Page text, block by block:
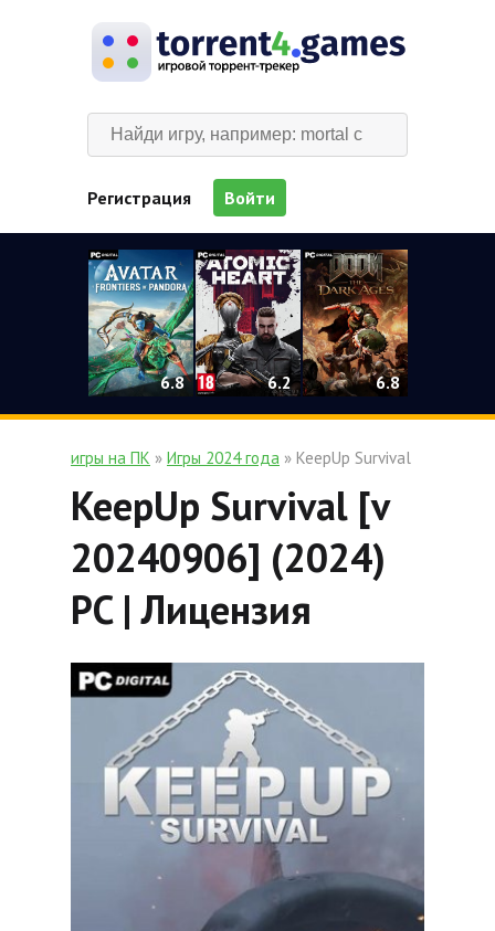
Регистрация Войти
6.8 6.2 6.8
игры на ПК » Игры 2024 года » KeepUp Survival
KeepUp Survival [v
20240906] (2024)
PC | Лицензия